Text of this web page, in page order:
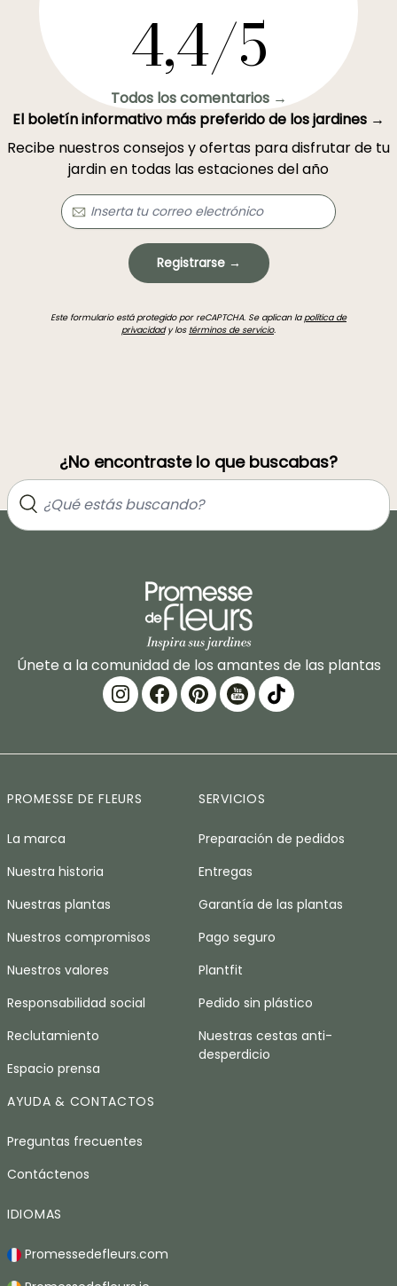
4,4/5
Todos los comentarios →
El boletín informativo más preferido de los jardines →
Recibe nuestros consejos y ofertas para disfrutar de tu
jardin en todas las estaciones del año
Registrarse →
Este formulario está protegido por reCAPTCHA. Se aplican la política de
privacidady los términos de servicio.
¿No encontraste lo que buscabas?
Únete a la comunidad de los amantes de las plantas
PROMESSE DE FLEURS
La marca
Nuestra historia
Nuestras plantas
Nuestros compromisos
Nuestros valores
Responsabilidad social
Reclutamiento
Espacio prensa
SERVICIOS
Preparación de pedidos
Entregas
Garantía de las plantas
Pago seguro
Plantfit
Pedido sin plástico
Nuestras cestas anti-
desperdicio
AYUDA & CONTACTOS
Preguntas frecuentes
Contáctenos
IDIOMAS
Promessedefleurs.com